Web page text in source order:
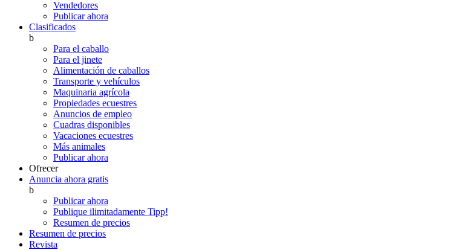
Vendedores
Publicar ahora
Clasificados
b
Para el caballo
Para el jinete
Alimentación de caballos
Transporte y vehículos
Maquinaria agrícola
Propiedades ecuestres
Anuncios de empleo
Cuadras disponibles
Vacaciones ecuestres
Más animales
Publicar ahora
Ofrecer
Anuncia ahora gratis
b
Publicar ahora
Publique ilimitadamente Tipp!
Resumen de precios
Resumen de precios
Revista